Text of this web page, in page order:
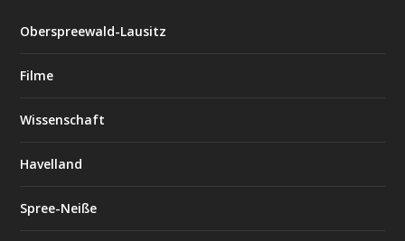
Oberspreewald-Lausitz
Filme
Wissenschaft
Havelland
Spree-Neiße